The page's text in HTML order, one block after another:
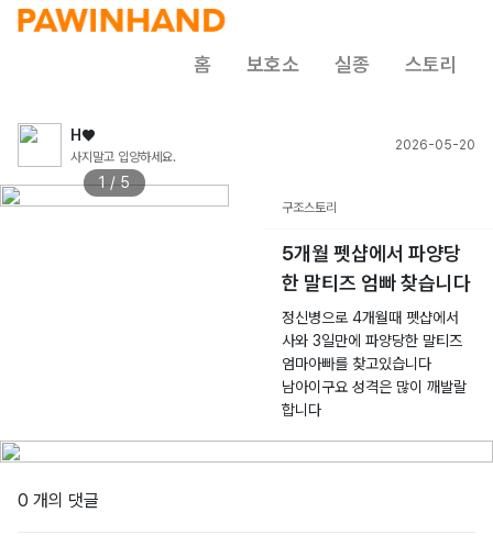
홈 보호소 실종 스토리
H♥
사지말고 입양하세요.
2026-05-20
1 / 5
구조스토리
5개월 펫샵에서 파양당
한 말티즈 엄빠 찾습니다
정신병으로 4개월때 펫샵에서
사와 3일만에 파양당한 말티즈
엄마아빠를 찾고있습니다
남아이구요 성격은 많이 깨발랄
합니다
0 개의 댓글